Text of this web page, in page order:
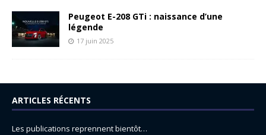
Peugeot E-208 GTi : naissance d’une
légende
17 juin 2025
ARTICLES RÉCENTS
Les publications reprennent bientôt…